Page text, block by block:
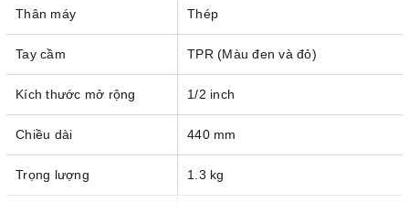
Thân máy Thép
Tay cầm TPR (Màu đen và đỏ)
Kích thước mở rộng 1/2 inch
Chiều dài 440 mm
Trọng lượng 1.3 kg